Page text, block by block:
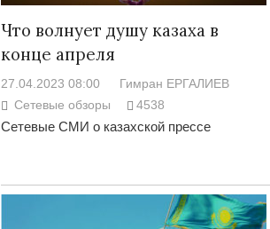
Что волнует душу казаха в
конце апреля
27.04.2023 08:00
Гимран ЕРГАЛИЕВ
Сетевые обзоры
4538
Сетевые СМИ о казахской прессе